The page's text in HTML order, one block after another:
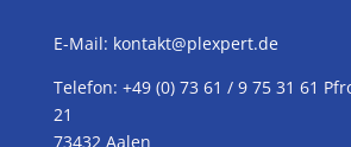
E-Mail: kontakt@plexpert.de
Telefon: +49 (0) 73 61 / 9 75 31 61
21
73432 Aalen